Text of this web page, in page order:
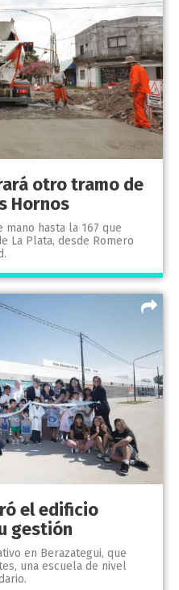
otro tramo de
Hornos
hasta la 167 que
La Plata, desde Romero
el edificio
gestión
en Berazategui, que
una escuela de nivel